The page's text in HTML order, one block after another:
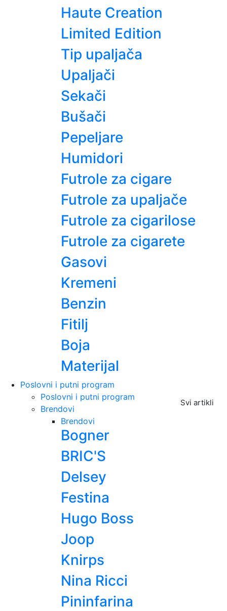
Haute Creation
Limited Edition
Tip upaljača
Upaljači
Sekači
Bušači
Pepeljare
Humidori
Futrole za cigare
Futrole za upaljače
Futrole za cigarilose
Futrole za cigarete
Gasovi
Kremeni
Benzin
Fitilj
Boja
Materijal
Poslovni i putni program
Svi artikli
Poslovni i putni program
Brendovi
Brendovi
Bogner
BRIC'S
Delsey
Festina
Hugo Boss
Joop
Knirps
Nina Ricci
Pininfarina